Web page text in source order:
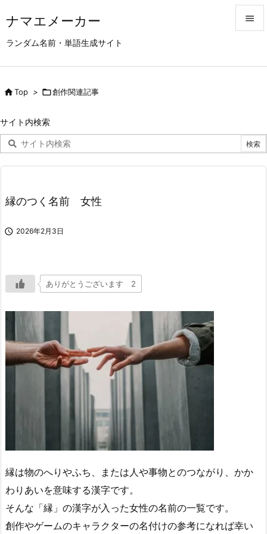
ナマエメーカー
ランダム名前・単語生成サイト


次へ

Top > 創作関連記事
サイト内検索
縁のつく名前 女性
 2026年2月3日
ありがとうございます 2
縁は物のへりやふち、または人や事物とのつながり、かか
わりあいを意味する漢字です。
そんな「縁」の漢字が入った女性の名前の一覧です。
創作やゲームのキャラクターの名付けの参考になれば幸い